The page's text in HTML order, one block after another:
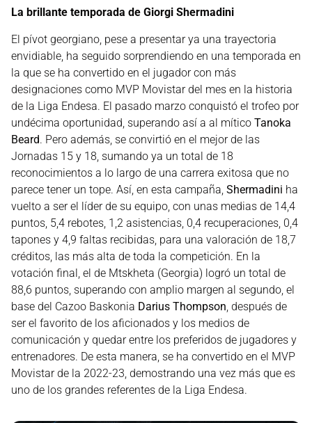
La brillante temporada de Giorgi Shermadini
El pívot georgiano, pese a presentar ya una trayectoria
envidiable, ha seguido sorprendiendo en una temporada en
la que se ha convertido en el jugador con más
designaciones como MVP Movistar del mes en la historia
de la Liga Endesa. El pasado marzo conquistó el trofeo por
undécima oportunidad, superando así a al mítico Tanoka
Beard. Pero además, se convirtió en el mejor de las
Jornadas 15 y 18, sumando ya un total de 18
reconocimientos a lo largo de una carrera exitosa que no
parece tener un tope. Así, en esta campaña, Shermadini ha
vuelto a ser el líder de su equipo, con unas medias de 14,4
puntos, 5,4 rebotes, 1,2 asistencias, 0,4 recuperaciones, 0,4
tapones y 4,9 faltas recibidas, para una valoración de 18,7
créditos, las más alta de toda la competición. En la
votación final, el de Mtskheta (Georgia) logró un total de
88,6 puntos, superando con amplio margen al segundo, el
base del Cazoo Baskonia Darius Thompson, después de
ser el favorito de los aficionados y los medios de
comunicación y quedar entre los preferidos de jugadores y
entrenadores. De esta manera, se ha convertido en el MVP
Movistar de la 2022-23, demostrando una vez más que es
uno de los grandes referentes de la Liga Endesa.